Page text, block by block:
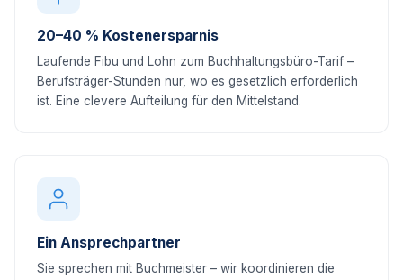
20–40 % Kostenersparnis
Laufende Fibu und Lohn zum Buchhaltungsbüro-Tarif –
Berufsträger-Stunden nur, wo es gesetzlich erforderlich
ist. Eine clevere Aufteilung für den Mittelstand.
Ein Ansprechpartner
Sie sprechen mit Buchmeister – wir koordinieren die